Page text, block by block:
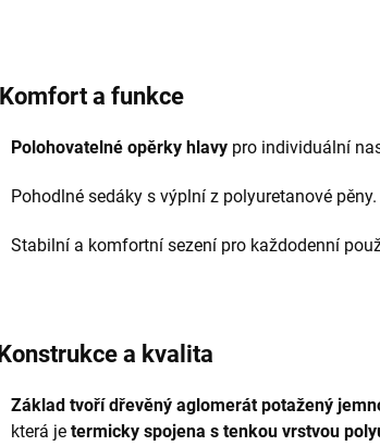
Komfort a funkce
Polohovatelné opěrky hlavy pro individuální
Pohodlné sedáky s výplní z polyuretanové pěny.
Stabilní a komfortní sezení pro každodenní
Konstrukce a kvalita
Základ tvoří dřevěný aglomerát potažený
která je termicky spojena s tenkou vrstvou